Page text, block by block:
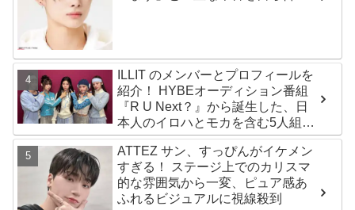
ILLIT のメンバーとプロフィールを
紹介！ HYBEオーディション番組
『R U Next？』から誕生した、日
本人のイロハとモカを含む5人組ガ
ールズグループ！ デビュー曲
「Magnetic」がいきなりの大ヒッ
ト
ATTEZ サン、すっぴんがイケメン
すぎる！ ステージ上でのカリスマ
的な雰囲気から一変、ピュア感あ
ふれるビジュアルに視線殺到